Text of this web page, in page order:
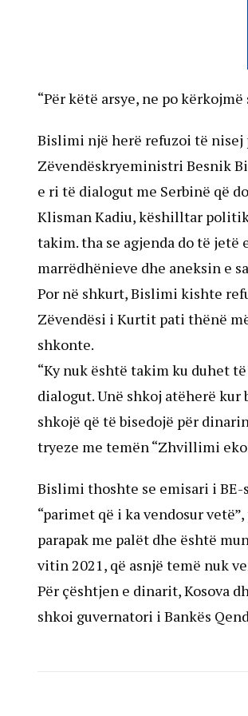
“Për këtë arsye, ne po
Bislimi një herë refuzoi të nisej
Zëvendëskryeministri Besnik
e ri të dialogut me Serbinë që
Klisman Kadiu, këshilltar
takim. tha se agjenda do të
marrëdhënieve dhe aneksin e
Por në shkurt, Bislimi kishte
Zëvendësi i Kurtit pati thënë
shkonte.
“Ky nuk është takim ku duhet
dialogut. Unë shkoj atëherë kur
shkojë që të bisedojë për
tryeze me temën “Zhvillimi
Bislimi thoshte se emisari i
“parimet që i ka vendosur
parapak me palët dhe është
vitin 2021, që asnjë temë nuk
Për çështjen e dinarit, Kosova
shkoi guvernatori i Bankës